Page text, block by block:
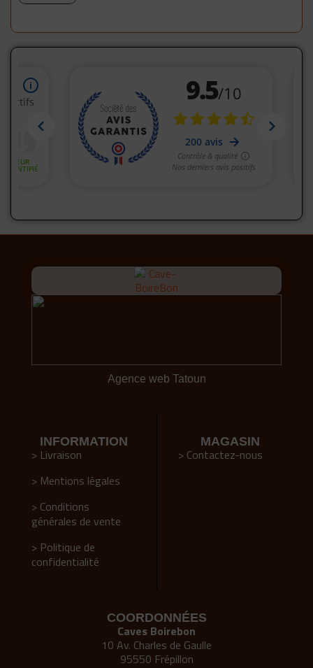
Agence web Tatoun
INFORMATION
> Livraison
> Mentions légales
> Conditions
générales de vente
> Politique de
confidentialité
MAGASIN
> Contactez-nous
COORDONNÉES
Caves Boirebon
10 Av. Charles de Gaulle
95550 Frépillon